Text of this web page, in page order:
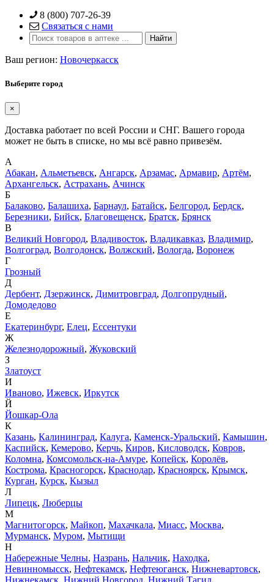
Skip
content
8 (800) 707-26-39
Связаться с нами
Ваш регион: Новочеркасск
Выберите город
×
Доставка работает по всей России и СНГ. Вашего города
может не быть в списке, но мы всё равно привезём.
А
Абакан, Альметьевск, Ангарск, Арзамас, Армавир, Артём,
Архангельск, Астрахань, Ачинск
Б
Балаково, Балашиха, Барнаул, Батайск, Белгород, Бердск,
Березники, Бийск, Благовещенск, Братск, Брянск
В
Великий Новгород, Владивосток, Владикавказ, Владимир,
Волгоград, Волгодонск, Волжский, Вологда, Воронеж
Г
Грозный
Д
Дербент, Дзержинск, Димитровград, Долгопрудный,
Домодедово
Е
Екатеринбург, Елец, Ессентуки
Ж
Железнодорожный, Жуковский
З
Златоуст
И
Иваново, Ижевск, Иркутск
Й
Йошкар-Ола
К
Казань, Калининград, Калуга, Каменск-Уральский, Камышин,
Каспийск, Кемерово, Керчь, Киров, Кисловодск, Ковров,
Коломна, Комсомольск-на-Амуре, Копейск, Королёв,
Кострома, Красногорск, Краснодар, Красноярск, Крымск,
Курган, Курск, Кызыл
Л
Липецк, Люберцы
М
Магнитогорск, Майкоп, Махачкала, Миасс, Москва,
Мурманск, Муром, Мытищи
Н
Набережные Челны, Назрань, Нальчик, Находка,
Невинномысск, Нефтекамск, Нефтеюганск, Нижневартовск,